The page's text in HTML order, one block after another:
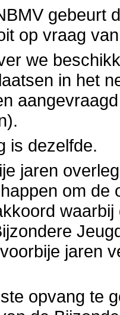
gebeurt
op vraag
we
in het
is dezelfde.
jaren
om de
jaren
opvang te